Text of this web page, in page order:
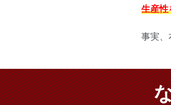
生産性
事実、